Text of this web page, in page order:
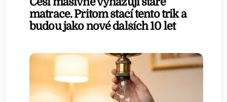
matrace. Přitom stačí tento trik a
budou jako nové dalších 10 let